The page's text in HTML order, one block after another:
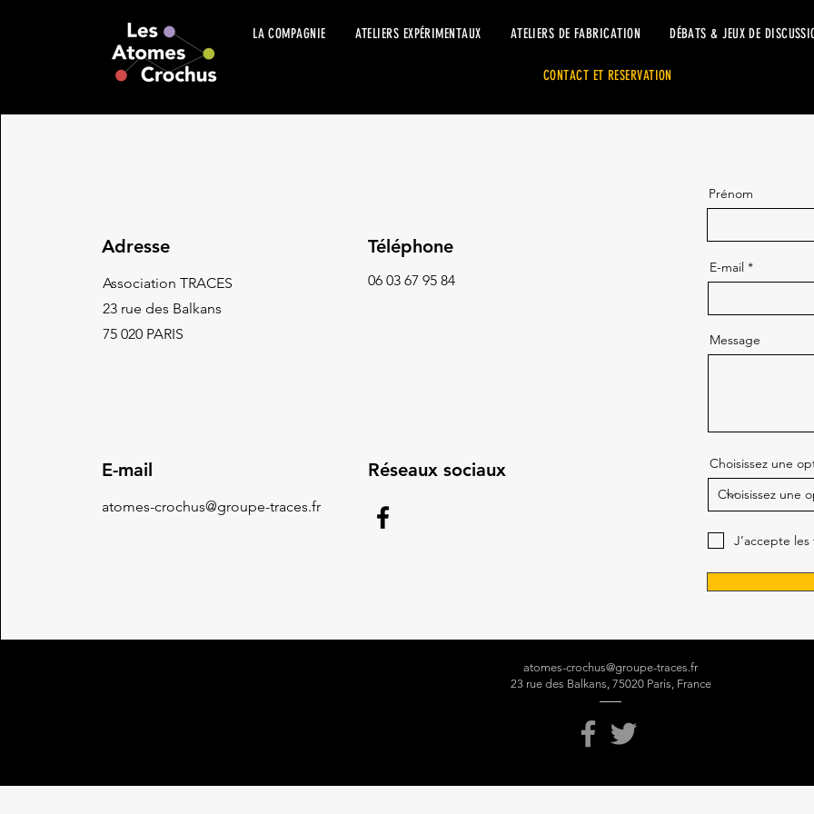
LA COMPAGNIE ATELIERS EXPÉRIMENTAUX ATELIERS DE FABRICATION DÉBATS & JEUX DE
CONTACT ET RESERVATION
Adresse
Association TRACES
23 rue des Balkans
75 020 PARIS
E-mail
atomes-crochus@groupe-traces.fr
Téléphone
06 03 67 95 84
Réseaux sociaux
Prénom
E-mail
Message
Choisissez une
J’accepte
atomes-crochus@groupe-traces.fr
23 rue des Balkans, 75020 Paris, France